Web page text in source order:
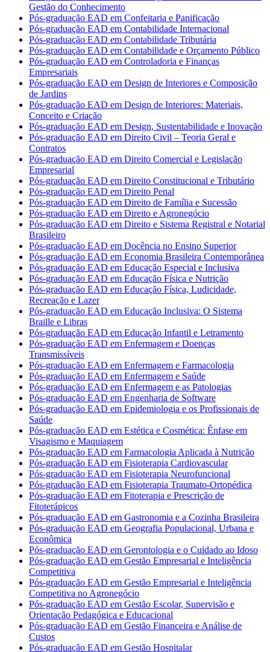
Gestão do Conhecimento
Pós-graduação EAD em Confeitaria e Panificação
Pós-graduação EAD em Contabilidade Internacional
Pós-graduação EAD em Contabilidade Tributária
Pós-graduação EAD em Contabilidade e Orçamento Público
Pós-graduação EAD em Controladoria e Finanças
Empresariais
Pós-graduação EAD em Design de Interiores e Composição
de Jardins
Pós-graduação EAD em Design de Interiores: Materiais,
Conceito e Criação
Pós-graduação EAD em Design, Sustentabilidade e Inovação
Pós-graduação EAD em Direito Civil – Teoria Geral e
Contratos
Pós-graduação EAD em Direito Comercial e Legislação
Empresarial
Pós-graduação EAD em Direito Constitucional e Tributário
Pós-graduação EAD em Direito Penal
Pós-graduação EAD em Direito de Família e Sucessão
Pós-graduação EAD em Direito e Agronegócio
Pós-graduação EAD em Direito e Sistema Registral e Notarial
Brasileiro
Pós-graduação EAD em Docência no Ensino Superior
Pós-graduação EAD em Economia Brasileira Contemporânea
Pós-graduação EAD em Educação Especial e Inclusiva
Pós-graduação EAD em Educação Física e Nutrição
Pós-graduação EAD em Educação Física, Ludicidade,
Recreação e Lazer
Pós-graduação EAD em Educação Inclusiva: O Sistema
Braille e Libras
Pós-graduação EAD em Educação Infantil e Letramento
Pós-graduação EAD em Enfermagem e Doenças
Transmissíveis
Pós-graduação EAD em Enfermagem e Farmacologia
Pós-graduação EAD em Enfermagem e Saúde
Pós-graduação EAD em Enfermagem e as Patologias
Pós-graduação EAD em Engenharia de Software
Pós-graduação EAD em Epidemiologia e os Profissionais de
Saúde
Pós-graduação EAD em Estética e Cosmética: Ênfase em
Visagismo e Maquiagem
Pós-graduação EAD em Farmacologia Aplicada à Nutrição
Pós-graduação EAD em Fisioterapia Cardiovascular
Pós-graduação EAD em Fisioterapia Neurofuncional
Pós-graduação EAD em Fisioterapia Traumato-Ortopédica
Pós-graduação EAD em Fitoterapia e Prescrição de
Fitoterápicos
Pós-graduação EAD em Gastronomia e a Cozinha Brasileira
Pós-graduação EAD em Geografia Populacional, Urbana e
Econômica
Pós-graduação EAD em Gerontologia e o Cuidado ao Idoso
Pós-graduação EAD em Gestão Empresarial e Inteligência
Competitiva
Pós-graduação EAD em Gestão Empresarial e Inteligência
Competitiva no Agronegócio
Pós-graduação EAD em Gestão Escolar, Supervisão e
Orientação Pedagógica e Educacional
Pós-graduação EAD em Gestão Financeira e Análise de
Custos
Pós-graduação EAD em Gestão Hospitalar